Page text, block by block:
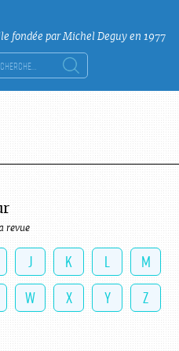
fondée par Michel Deguy en 1977
:
revue
J K L
M
W X Y Z